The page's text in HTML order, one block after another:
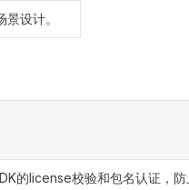
设计。
的license校验和包名认证，